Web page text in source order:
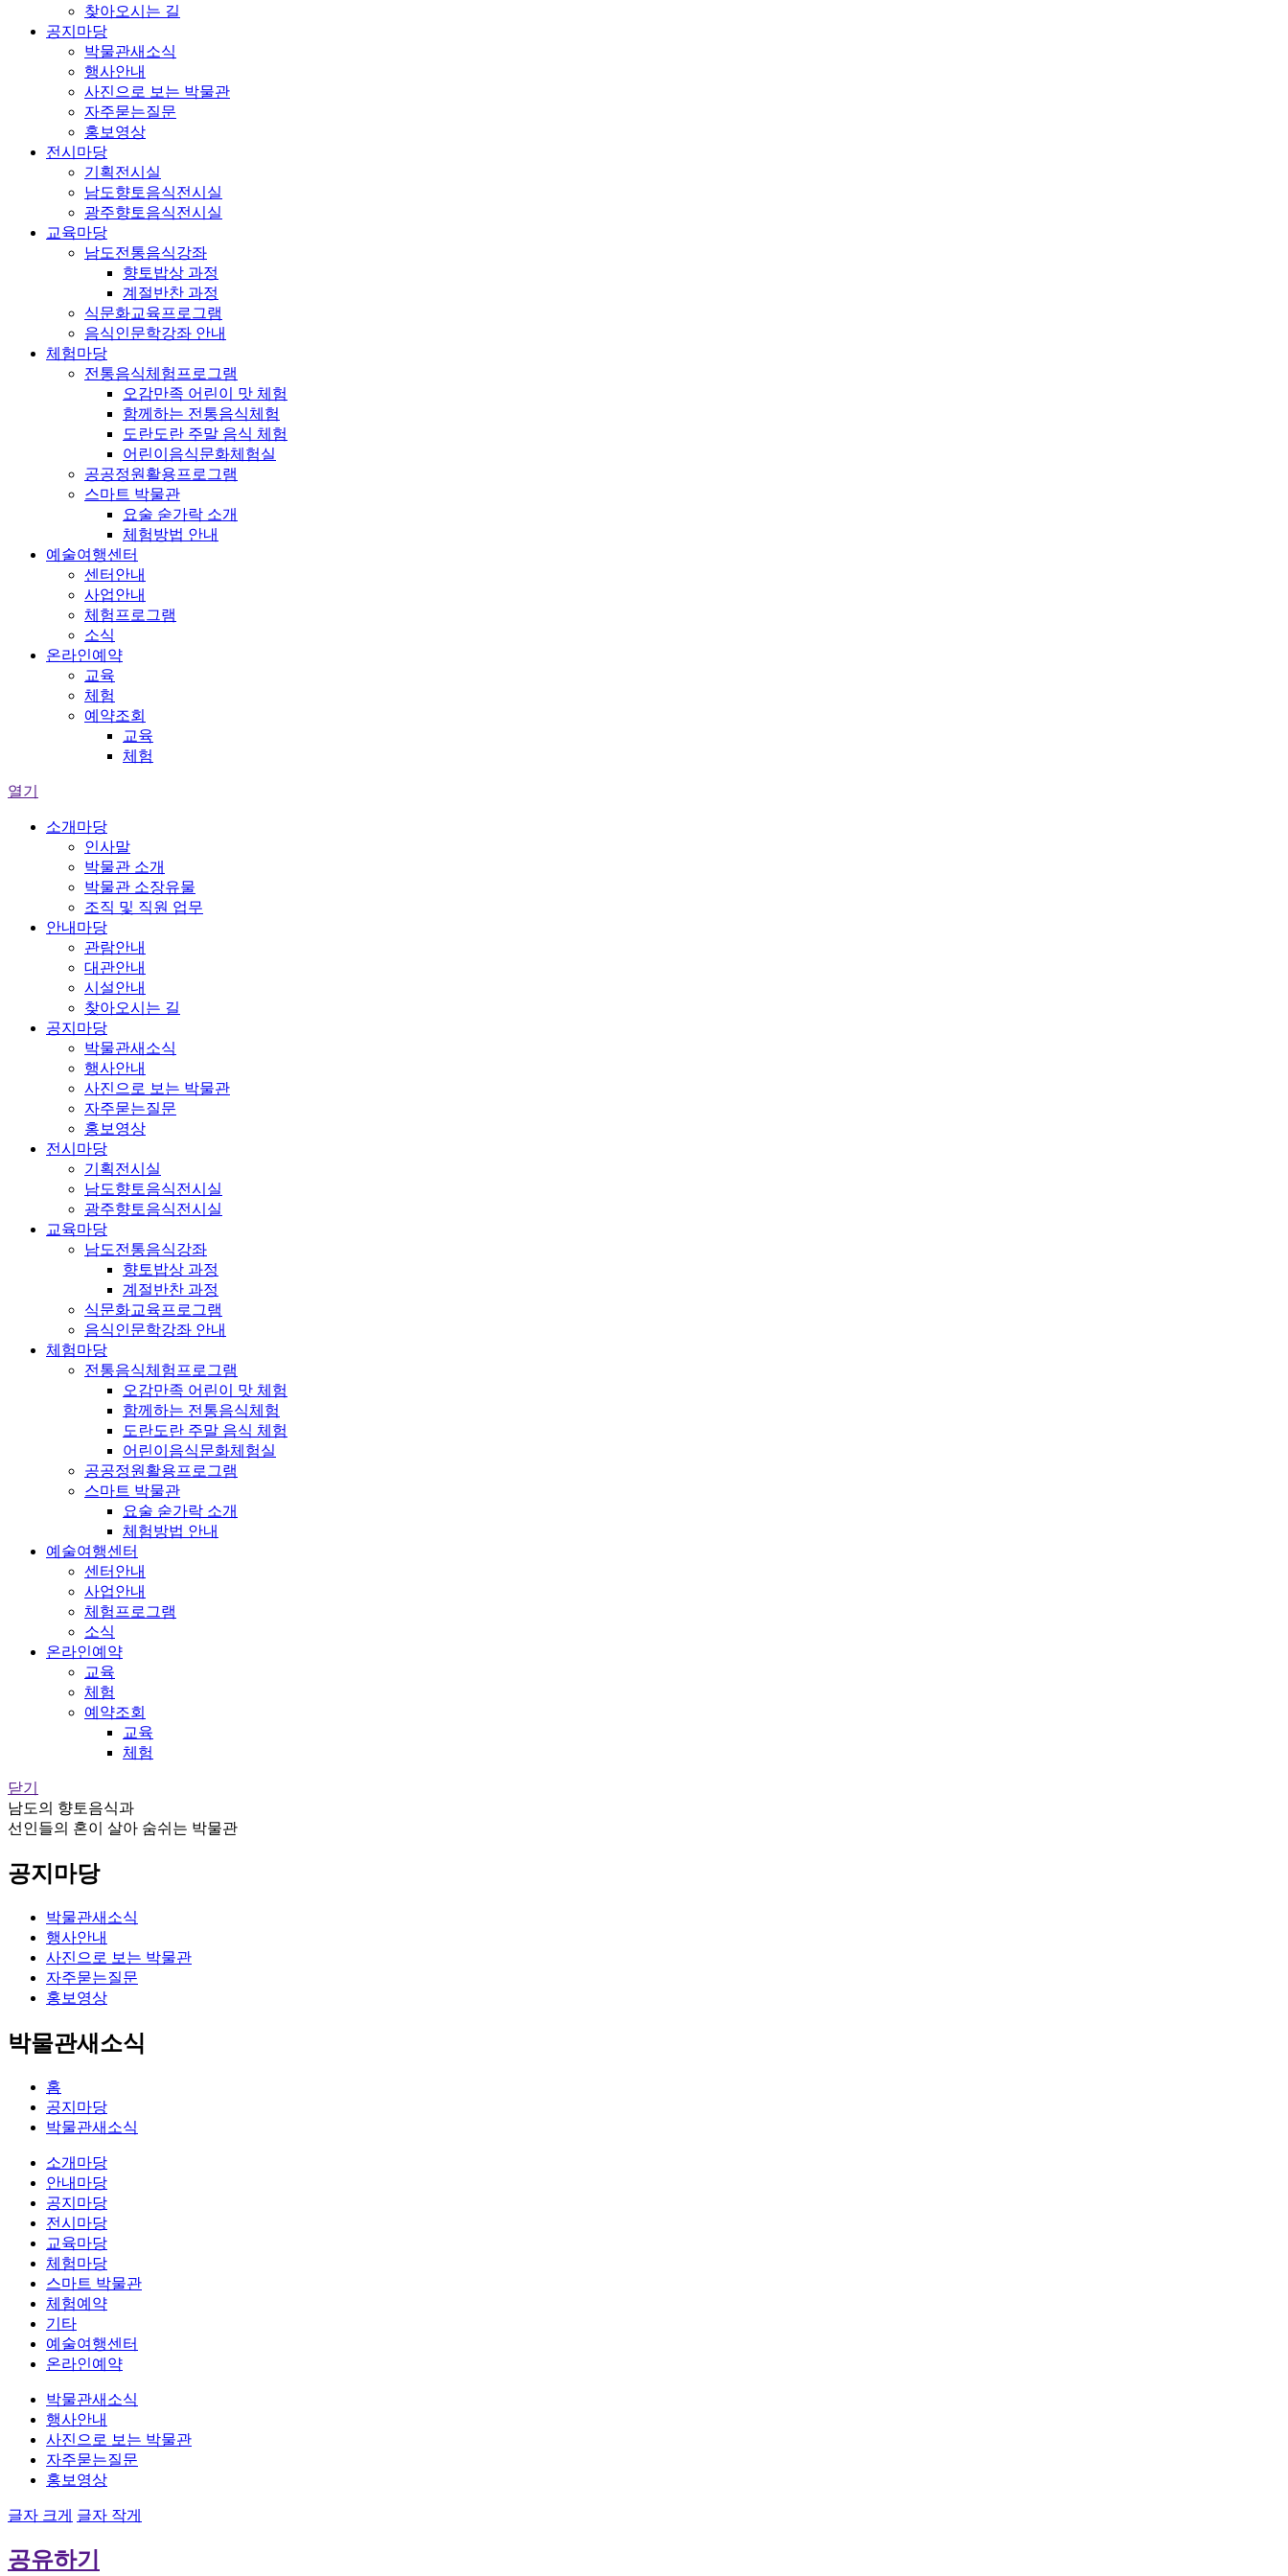
찾아오시는 길
공지마당
박물관새소식
행사안내
사진으로 보는 박물관
자주묻는질문
홍보영상
전시마당
기획전시실
남도향토음식전시실
광주향토음식전시실
교육마당
남도전통음식강좌
향토밥상 과정
계절반찬 과정
식문화교육프로그램
음식인문학강좌 안내
체험마당
전통음식체험프로그램
오감만족 어린이 맛 체험
함께하는 전통음식체험
도란도란 주말 음식 체험
어린이음식문화체험실
공공정원활용프로그램
스마트 박물관
요술 숟가락 소개
체험방법 안내
예술여행센터
센터안내
사업안내
체험프로그램
소식
온라인예약
교육
체험
예약조회
교육
체험
열기
소개마당
인사말
박물관 소개
박물관 소장유물
조직 및 직원 업무
안내마당
관람안내
대관안내
시설안내
찾아오시는 길
공지마당
박물관새소식
행사안내
사진으로 보는 박물관
자주묻는질문
홍보영상
전시마당
기획전시실
남도향토음식전시실
광주향토음식전시실
교육마당
남도전통음식강좌
향토밥상 과정
계절반찬 과정
식문화교육프로그램
음식인문학강좌 안내
체험마당
전통음식체험프로그램
오감만족 어린이 맛 체험
함께하는 전통음식체험
도란도란 주말 음식 체험
어린이음식문화체험실
공공정원활용프로그램
스마트 박물관
요술 숟가락 소개
체험방법 안내
예술여행센터
센터안내
사업안내
체험프로그램
소식
온라인예약
교육
체험
예약조회
교육
체험
닫기
남도의 향토음식과
선인들의 혼이 살아 숨쉬는 박물관
공지마당
박물관새소식
행사안내
사진으로 보는 박물관
자주묻는질문
홍보영상
박물관새소식
홈
공지마당
박물관새소식
소개마당
안내마당
공지마당
전시마당
교육마당
체험마당
스마트 박물관
체험예약
기타
예술여행센터
온라인예약
박물관새소식
행사안내
사진으로 보는 박물관
자주묻는질문
홍보영상
글자 크게 글자 작게
공유하기